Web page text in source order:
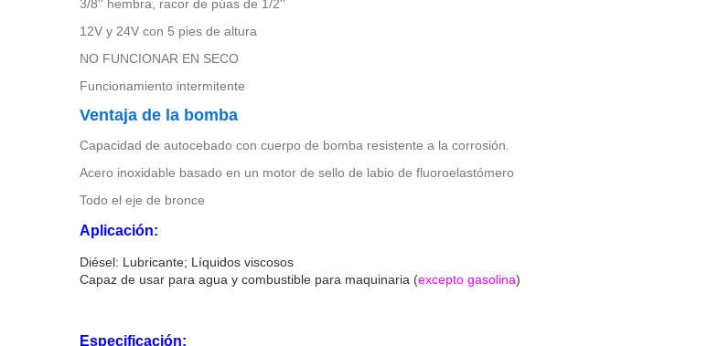
3/8'' hembra, racor de púas de 1/2''
12V y 24V con 5 pies de altura
NO FUNCIONAR EN SECO
Funcionamiento intermitente
Ventaja de la bomba
Capacidad de autocebado con cuerpo de bomba resistente a la corrosión.
Acero inoxidable basado en un motor de sello de labio de fluoroelastómero
Todo el eje de bronce
Aplicación:
Diésel: Lubricante; Líquidos viscosos
Capaz de usar para agua y combustible para maquinaria (excepto gasolina)
Especificación: